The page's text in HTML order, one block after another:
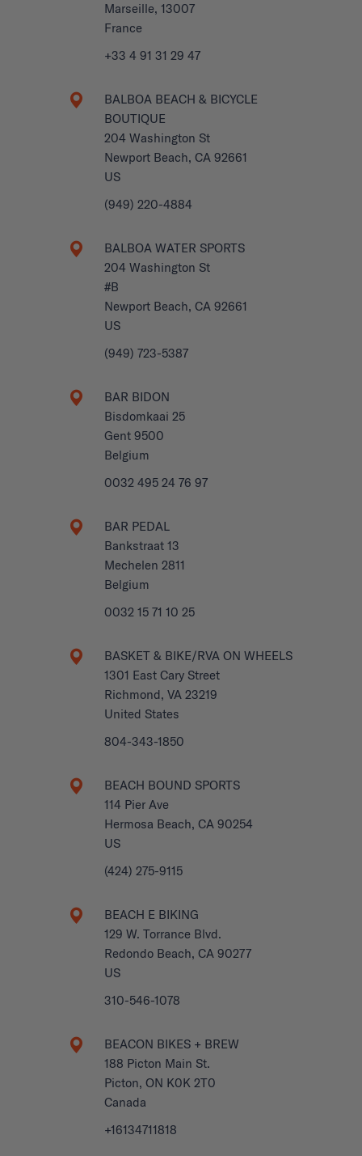
Marseille, 13007
France
+33 4 91 31 29 47
BALBOA BEACH & BICYCLE
BOUTIQUE
204 Washington St
Newport Beach, CA 92661
US
(949) 220-4884
BALBOA WATER SPORTS
204 Washington St
#B
Newport Beach, CA 92661
US
(949) 723-5387
BAR BIDON
Bisdomkaai 25
Gent 9500
Belgium
0032 495 24 76 97
BAR PEDAL
Bankstraat 13
Mechelen 2811
Belgium
0032 15 71 10 25
BASKET & BIKE/RVA ON WHEELS
1301 East Cary Street
Richmond, VA 23219
United States
804-343-1850
BEACH BOUND SPORTS
114 Pier Ave
Hermosa Beach, CA 90254
US
(424) 275-9115
BEACH E BIKING
129 W. Torrance Blvd.
Redondo Beach, CA 90277
US
310-546-1078
BEACON BIKES + BREW
188 Picton Main St.
Picton, ON K0K 2T0
Canada
+16134711818